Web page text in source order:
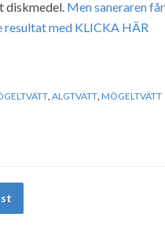
diskmedel. Men saneraren
med KLICKA HÄR
,ALGTVÄTT,MÖGELTVÄTT